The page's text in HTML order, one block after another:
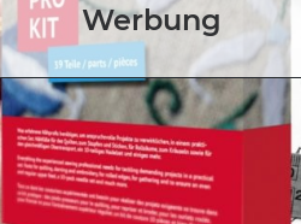
Werbung